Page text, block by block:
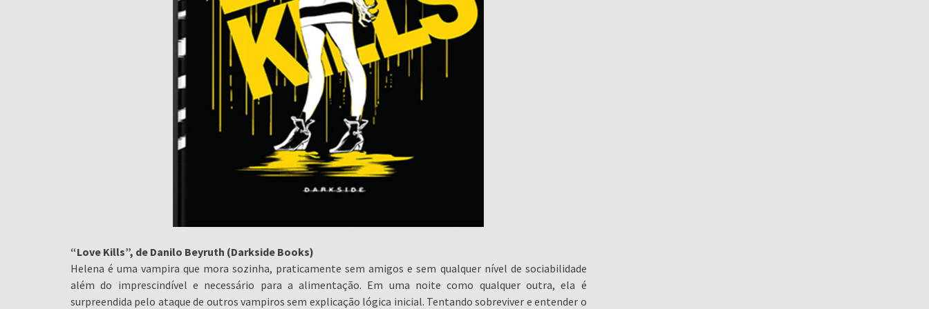
“Love Kills”, de Danilo Beyruth (Darkside Books)
Helena é uma vampira que mora sozinha, praticamente sem amigos e sem qualquer nível de sociabilidade
além do imprescindível e necessário para a alimentação. Em uma noite como qualquer outra, ela é
surpreendida pelo ataque de outros vampiros sem explicação lógica inicial. Tentando sobreviver e entender o